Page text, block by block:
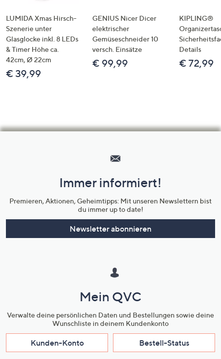
LUMIDA Xmas Hirsch-
Szenerie unter
Glasglocke inkl. 8 LEDs
& Timer Höhe ca.
42cm, Ø 22cm
€ 39,99
GENIUS Nicer Dicer
elektrischer
Gemüseschneider 10
versch. Einsätze
€ 99,99
KIPLING®
Details
€ 72,99
Unternehmensinformationen
Immer informiert!
Premieren, Aktionen, Geheimtipps: Mit unseren Newslettern bist
du immer up to date!
Newsletter abonnieren
Mein QVC
Verwalte deine persönlichen Daten und Bestellungen sowie deine
Wunschliste in deinem Kundenkonto
Kunden-Konto Bestell-Status